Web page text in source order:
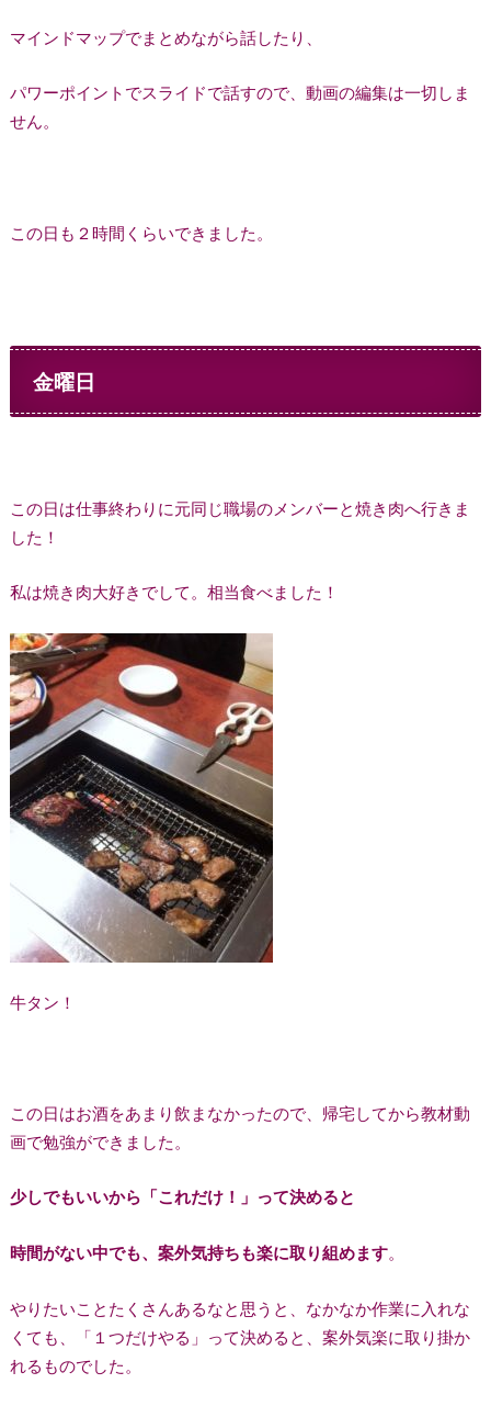
マインドマップでまとめながら話したり、
パワーポイントでスライドで話すので、動画の編集は一切しま
せん。
この日も２時間くらいできました。
金曜日
この日は仕事終わりに元同じ職場のメンバーと焼き肉へ行きま
した！
私は焼き肉大好きでして。相当食べました！
牛タン！
この日はお酒をあまり飲まなかったので、帰宅してから教材動
画で勉強ができました。
少しでもいいから「これだけ！」って決めると
時間がない中でも、案外気持ちも楽に取り組めます。
やりたいことたくさんあるなと思うと、なかなか作業に入れな
くても、「１つだけやる」って決めると、案外気楽に取り掛か
れるものでした。